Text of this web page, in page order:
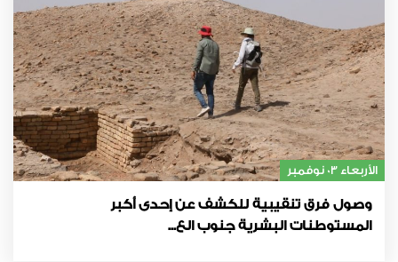
الأربعاء 03 نوفمبر
وصول فرق تنقيبية للكشف عن إحدى أكبر
المستوطنات البشرية جنوب الع...